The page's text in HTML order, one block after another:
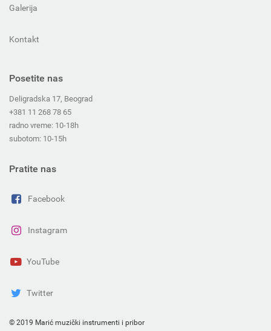
Galerija
Kontakt
Posetite nas
Deligradska 17, Beograd
+381 11 268 78 65
radno vreme: 10-18h
subotom: 10-15h
Pratite nas
Facebook
Instagram
YouTube
Twitter
© 2019 Marić muzički instrumenti i pribor